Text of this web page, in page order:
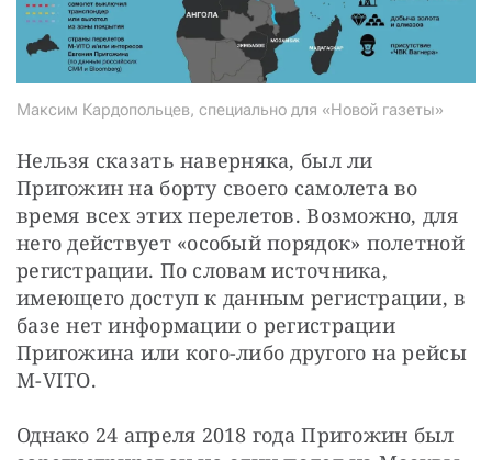
Максим Кардопольцев, специально для «Новой газеты»
Нельзя сказать наверняка, был ли
Пригожин на борту своего самолета во
время всех этих перелетов. Возможно, для
него действует «особый порядок» полетной
регистрации. По словам источника,
имеющего доступ к данным регистрации, в
базе нет информации о регистрации
Пригожина или кого-либо другого на рейсы
M-VITO.
Однако 24 апреля 2018 года Пригожин был